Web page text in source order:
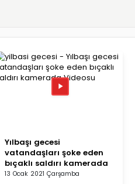
Yılbaşı gecesi
vatandaşları şoke eden
bıçaklı saldırı kamerada
13 Ocak 2021 Çarşamba